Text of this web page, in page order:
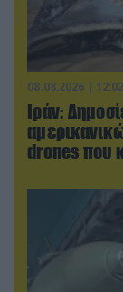
08.08.2026 | 12:02
Ιράν:
drones που